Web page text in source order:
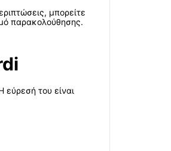
μπορείτε
παρακολούθησης.
του είναι